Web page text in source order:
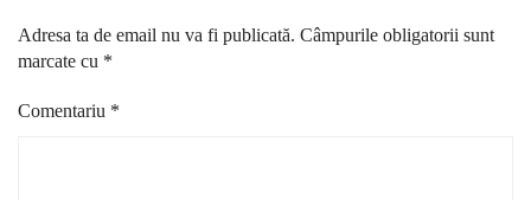
Adresa ta de email nu va fi publicată. Câmpurile obligatorii sunt
marcate cu *
Comentariu *